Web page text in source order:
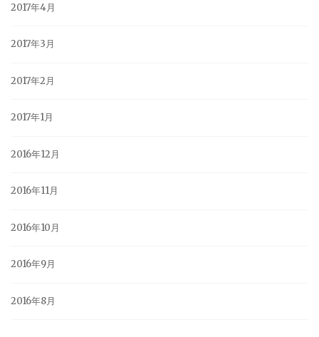
2017年4月
2017年3月
2017年2月
2017年1月
2016年12月
2016年11月
2016年10月
2016年9月
2016年8月